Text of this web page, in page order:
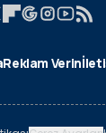
Reklam Verin